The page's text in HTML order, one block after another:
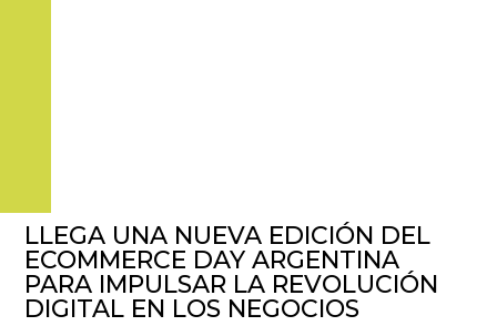
LLEGA UNA NUEVA EDICIÓN DEL
ECOMMERCE DAY ARGENTINA
PARA IMPULSAR LA REVOLUCIÓN
DIGITAL EN LOS NEGOCIOS